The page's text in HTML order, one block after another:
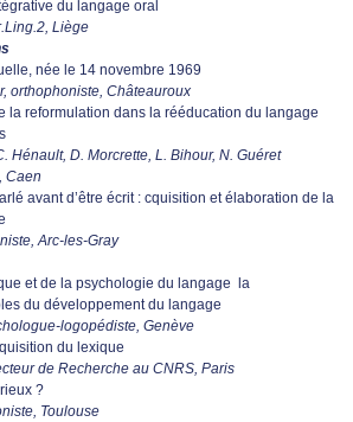
du langage oral
Liège
née le 14 novembre 1969
orthophoniste, Châteauroux
la reformulation dans la rééducation du langage
Hénault, D. Morcrette, L. Bihour, N. Guéret
Caen
avant d’être écrit : cquisition et élaboration de la
Arc-les-Gray
et de la psychologie du langage la
du développement du langage
logopédiste, Genève
du lexique
de Recherche au CNRS, Paris
?
Toulouse